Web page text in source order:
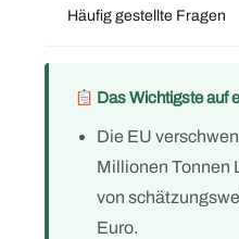
Häufig gestellte Fragen
Das Wichtigste auf
Die EU
Millionen Tonnen
von
Euro.